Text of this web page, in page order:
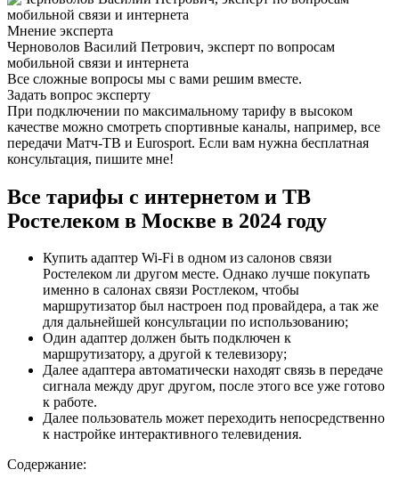
Мнение эксперта
Черноволов Василий Петрович, эксперт по вопросам
мобильной связи и интернета
Все сложные вопросы мы с вами решим вместе.
Задать вопрос эксперту
При подключении по максимальному тарифу в высоком
качестве можно смотреть спортивные каналы, например, все
передачи Матч-ТВ и Eurosport. Если вам нужна бесплатная
консультация, пишите мне!
Все тарифы с интернетом и ТВ
Ростелеком в Москве в 2024 году
Купить адаптер Wi-Fi в одном из салонов связи
Ростелеком ли другом месте. Однако лучше покупать
именно в салонах связи Ростлеком, чтобы
маршрутизатор был настроен под провайдера, а так же
для дальнейшей консультации по использованию;
Один адаптер должен быть подключен к
маршрутизатору, а другой к телевизору;
Далее адаптера автоматически находят связь в передаче
сигнала между друг другом, после этого все уже готово
к работе.
Далее пользователь может переходить непосредственно
к настройке интерактивного телевидения.
Содержание: